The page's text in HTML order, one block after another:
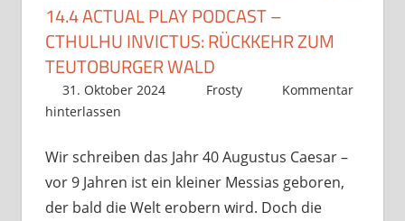
14.4 ACTUAL PLAY PODCAST –
CTHULHU INVICTUS: RÜCKKEHR ZUM
TEUTOBURGER WALD
31. Oktober 2024 Frosty
Kommentar
hinterlassen
Wir schreiben das Jahr 40 Augustus Caesar –
vor 9 Jahren ist ein kleiner Messias geboren,
der bald die Welt erobern wird. Doch die